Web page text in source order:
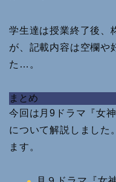
学生達は授業終了後、
が、記載内容は空欄や
た…。
まとめ
今回は月9ドラマ『女
について解説しました
ます。